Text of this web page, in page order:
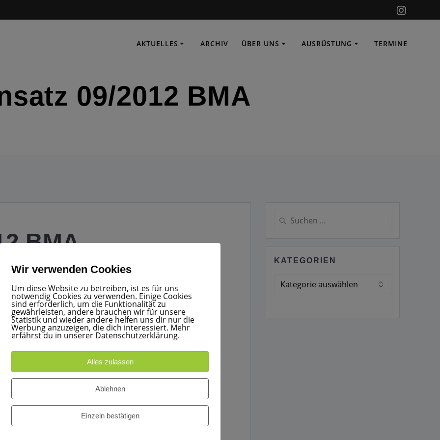
AKTUELLES ARCHIV ÜBER UNS AUSRÜSTUNG TERMINE
09/2012 BMA
BMA
Suche
KATEGORIEN
Kategorien
Wir verwenden Cookies
Um diese Website zu betreiben, ist es für uns
notwendig Cookies zu verwenden. Einige Cookies
sind erforderlich, um die Funktionalität zu
gewährleisten, andere brauchen wir für unsere
Statistik und wieder andere helfen uns dir nur die
Werbung anzuzeigen, die dich interessiert. Mehr
erfährst du in unserer Datenschutzerklärung.
Alles zulassen
Ablehnen
Einzeln bestätigen